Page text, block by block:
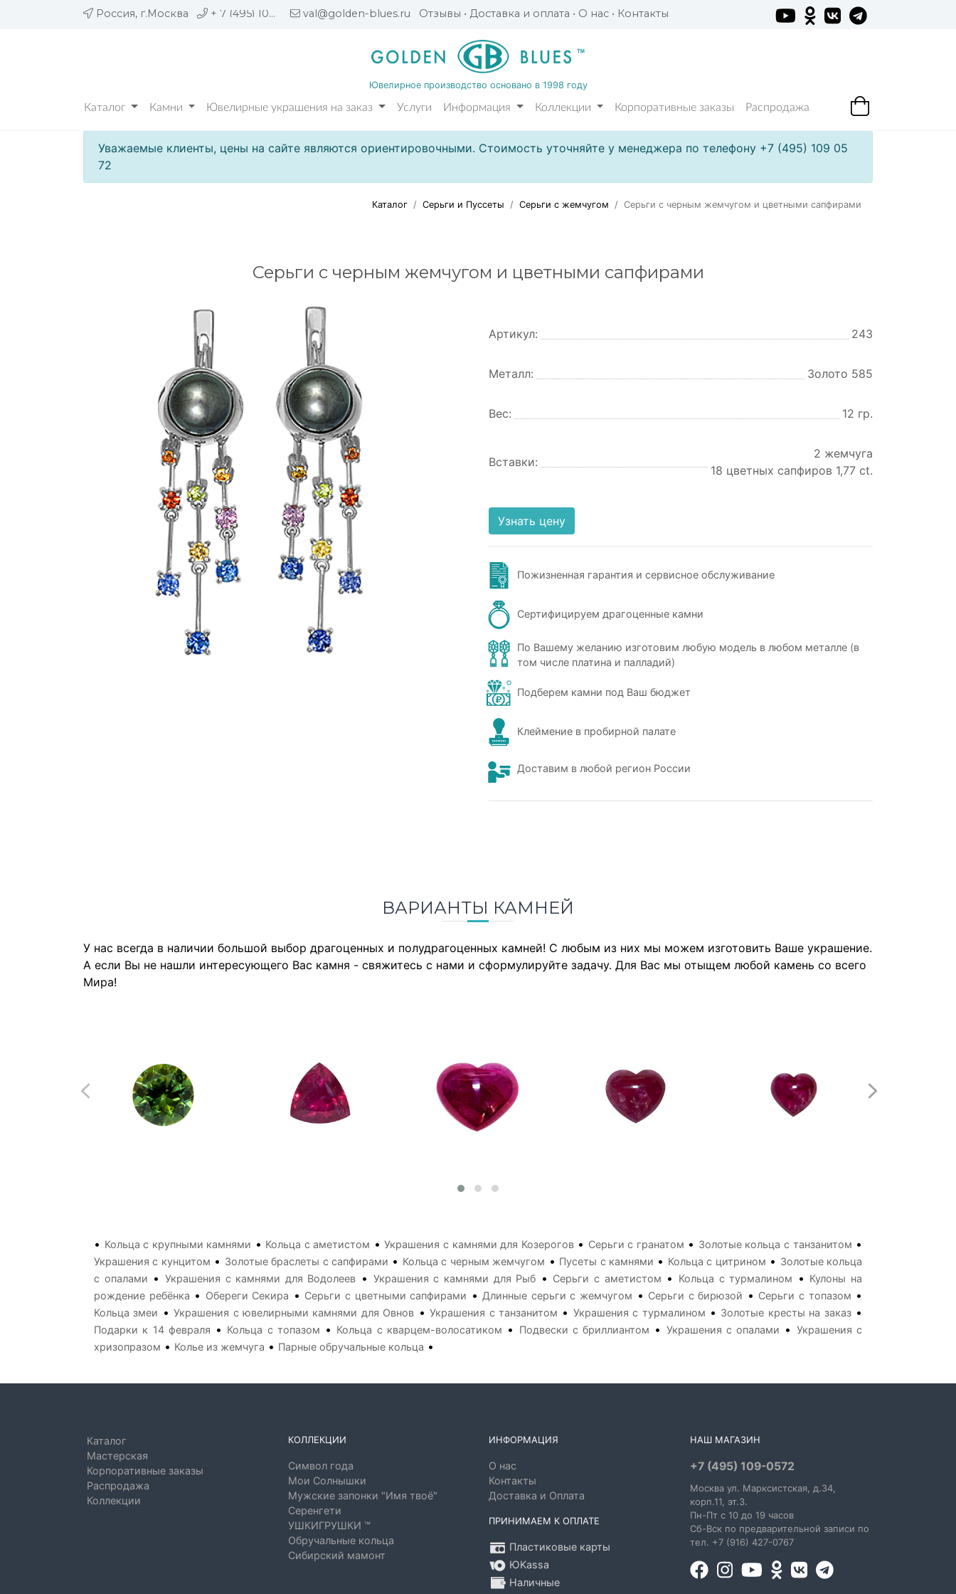
Россия, г.Москва + 7 (495) 109 05 72 val@golden-blues.ru Отзывы • Доставка и оплата • О нас • Контакты
Ювелирное производство основано в 1998 году
Каталог Камни Ювелирные украшения на заказ Услуги Информация Коллекции Корпоративные заказы Распродажа
Уважаемые клиенты, цены на сайте являются ориентировочными. Стоимость уточняйте у менеджера по телефону +7 (495) 109 05
72
Каталог Серьги и Пуссеты Серьги с жемчугом Серьги с черным жемчугом и цветными сапфирами
Серьги с черным жемчугом и цветными сапфирами
Артикул: 243
Металл: Золото 585
Вес: 12 гр.
Вставки:
2 жемчуга
18 цветных сапфиров 1,77 ct.
Узнать цену
Пожизненная гарантия и сервисное обслуживание
Сертифицируем драгоценные камни
По Вашему желанию изготовим любую модель в любом металле (в
том числе платина и палладий)
Подберем камни под Ваш бюджет
Клеймение в пробирной палате
Доставим в любой регион России
ВАРИАНТЫ КАМНЕЙ
У нас всегда в наличии большой выбор драгоценных и полудрагоценных камней! С любым из них мы можем изготовить Ваше украшение.
А если Вы не нашли интересующего Вас камня - свяжитесь с нами и сформулируйте задачу. Для Вас мы отыщем любой камень со всего
Мира!
• Кольца с крупными камнями • Кольца с аметистом •Украшения с камнями для Козерогов• Серьги с гранатом • Золотые кольца с танзанитом •
Украшения с кунцитом • Золотые браслеты с сапфирами • Кольца с черным жемчугом • Пусеты с камнями • Кольца с цитрином • Золотые кольца
с опалами • Украшения с камнями для Водолеев • Украшения с камнями для Рыб • Серьги с аметистом • Кольца с турмалином • Кулоны на
рождение ребёнка • Обереги Секира • Серьги с цветными сапфирами •Длинные серьги с жемчугом • Серьги с бирюзой • Серьги с топазом •
Кольца змеи •Украшения с ювелирными камнями для Овнов •Украшения с танзанитом • Украшения с турмалином • Золотые кресты на заказ•
Подарки к 14 февраля • Кольца с топазом • Кольца с кварцем-волосатиком • Подвески с бриллиантом • Украшения с опалами • Украшения с
хризопразом • Колье из жемчуга • Парные обручальные кольца •
Каталог
Мастерская
Корпоративные заказы
Распродажа
Коллекции
КОЛЛЕКЦИИ
Символ года
Мои Солнышки
Мужские запонки "Имя твоё"
Серенгети
УШКИГРУШКИ ™
Обручальные кольца
Сибирский мамонт
ИНФОРМАЦИЯ
О нас
Контакты
Доставка и Оплата
ПРИНИМАЕМ К ОПЛАТЕ
Пластиковые карты
ЮKassa
Наличные
НАШ МАГАЗИН
+7 (495) 109-0572
Москва ул. Марксистская, д.34,
корп.11, эт.3.
Пн-Пт c 10 до 19 часов
Сб-Вск по предварительной записи по
тел. +7 (916) 427-0767